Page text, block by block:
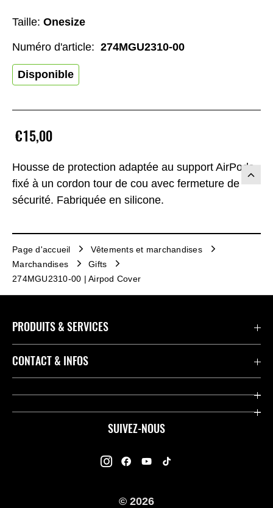
Housse de protection adaptée au support AirPods
fixé à un cordon tour de cou avec fermeture de
sécurité. Fabriquée en silicone.
€15,00
Taille: Onesize
Disponible
Numéro d'article: 274MGU2310-00
Page d'accueil
Vêtements et marchandises
Marchandises
Gifts
274MGU2310-00 | Airpod Cover
SUIVEZ-NOUS
PRODUITS & SERVICES
Accessoires & Pièces
Concessionnaires
CONTACT & INFOS
Contact
© 2026